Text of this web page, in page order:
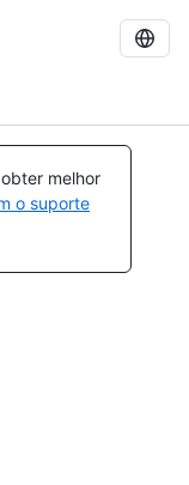
melhor
o suporte